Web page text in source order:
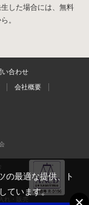
した場合には、無料
。
い合わせ
会社概要
)の正会
・販売
の最適な提供、ト
ています。